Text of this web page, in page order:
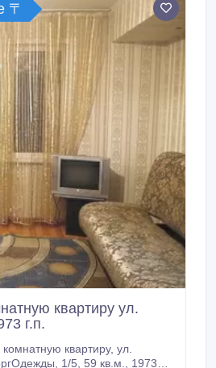
〒
квартиру ул.
г.п.
квартиру, ул.